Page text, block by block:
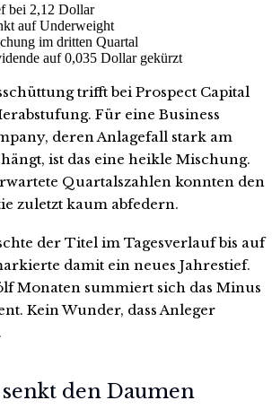
bei 2,12 Dollar
auf Underweight
im dritten Quartal
auf 0,035 Dollar gekürzt
trifft bei Prospect Capital
Für eine Business
deren Anlagefall stark am
ist das eine heikle Mischung.
Quartalszahlen konnten den
zuletzt kaum abfedern.
der Titel im Tagesverlauf bis auf
damit ein neues Jahrestief.
Monaten summiert sich das Minus
Kein Wunder, dass Anleger
den Daumen